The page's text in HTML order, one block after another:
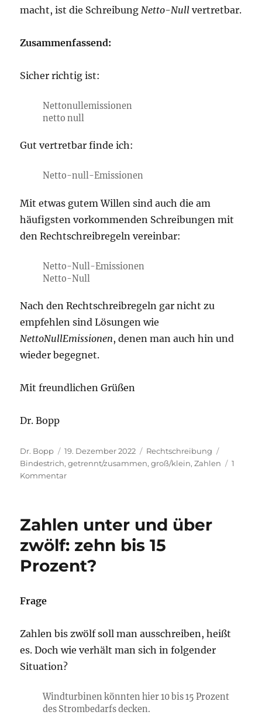
macht, ist die SchreibungNetto-Null vertretbar.
Zusammenfassend:
Sicher richtig ist:
Nettonullemissionen
netto null
Gut vertretbar finde ich:
Netto-null-Emissionen
Mit etwas gutem Willen sind auch die am
häufigsten vorkommenden Schreibungen mit
den Rechtschreibregeln vereinbar:
Netto-Null-Emissionen
Netto-Null
Nach den Rechtschreibregeln gar nicht zu
empfehlen sind Lösungen wie
NettoNullEmissionen, denen man auch hin und
wieder begegnet.
Mit freundlichen Grüßen
Dr. Bopp
Autor
Dr. Bopp
Veröffentlicht
am
19. Dezember 2022 Kategorien
Rechtschreibung
Bindestrich,getrennt/zusammen,groß/klein,Zahlen
1
Kommentarzu
Netto-
Emissionen,
Nettonullemissionen
Zahlen unter und über
zwölf: zehn bis 15
Prozent?
Frage
Zahlen bis zwölf soll man ausschreiben, heißt
es. Doch wie verhält man sich in folgender
Situation?
Windturbinen könnten hier 10 bis 15 Prozent
des Strombedarfs decken.